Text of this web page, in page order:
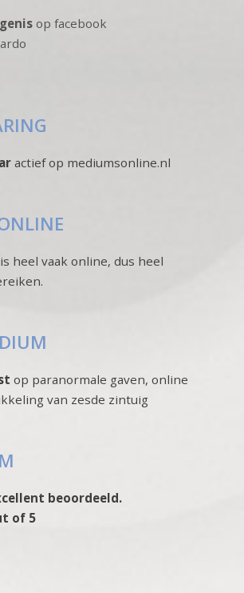
op facebook
actief op mediumsonline.nl
heel vaak online, dus heel
op paranormale gaven, online
van zesde zintuig
beoordeeld.
of 5